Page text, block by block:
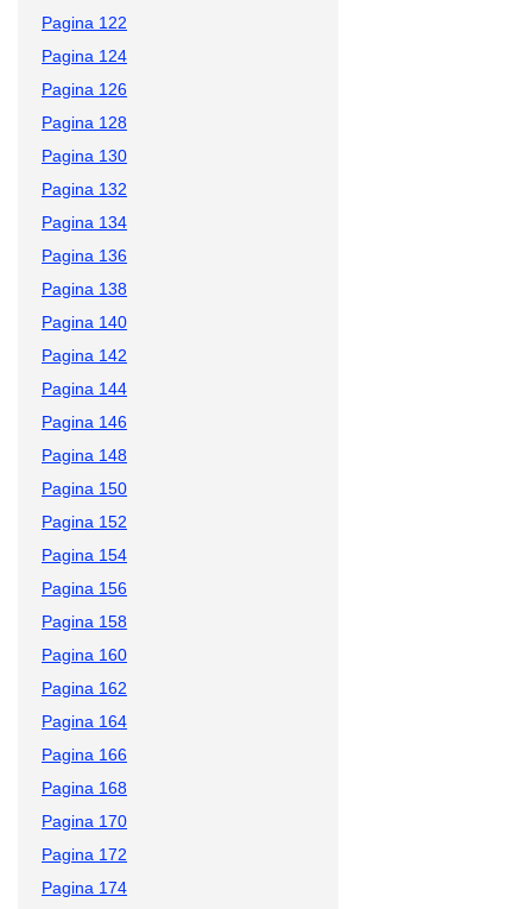
Pagina 122
Pagina 124
Pagina 126
Pagina 128
Pagina 130
Pagina 132
Pagina 134
Pagina 136
Pagina 138
Pagina 140
Pagina 142
Pagina 144
Pagina 146
Pagina 148
Pagina 150
Pagina 152
Pagina 154
Pagina 156
Pagina 158
Pagina 160
Pagina 162
Pagina 164
Pagina 166
Pagina 168
Pagina 170
Pagina 172
Pagina 174